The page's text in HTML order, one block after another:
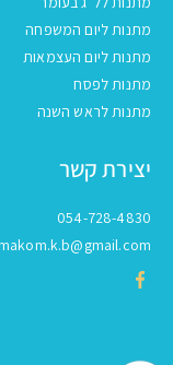
מתנות ליום המשפחה
מתנות ליום העצמאות
מתנות לפסח
מתנות לראש השנה
יצירת קשר
054-728-4830